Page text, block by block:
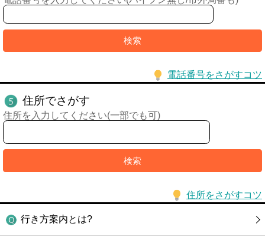
電話番号をさがすコツ
住所でさがす
住所を入力してください(一部でも可)
住所をさがすコツ
行き方案内とは?